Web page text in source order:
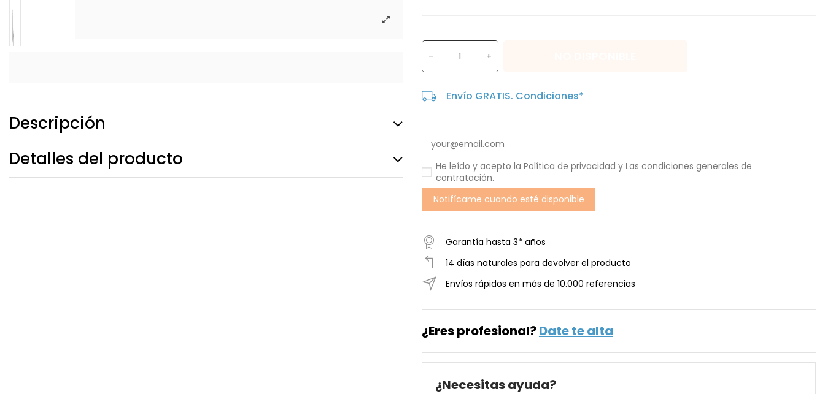
Descripción
Detalles del producto
- +
Envío GRATIS. Condiciones*
He leído y acepto la Política de privacidad y Las condiciones generales de
contratación.
Garantía hasta 3* años
14 días naturales para devolver el producto
Envíos rápidos en más de 10.000 referencias
¿Eres profesional?Date te alta
¿Necesitas ayuda?